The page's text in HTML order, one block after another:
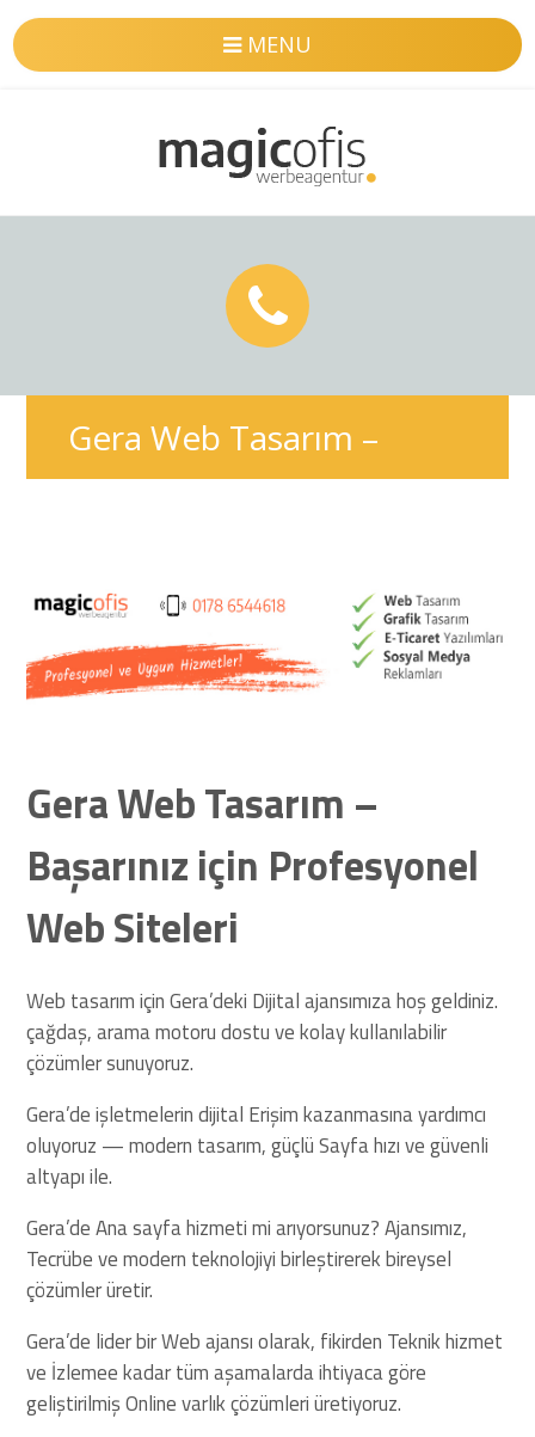
MENU
Gera Web Tasarım –
Web Siteleri
Gera Web Tasarım –
Başarınız için Profesyonel
Web Siteleri
Web tasarım için Gera’deki Dijital ajansımıza hoş geldiniz.
çağdaş, arama motoru dostu ve kolay kullanılabilir
çözümler sunuyoruz.
Gera’de işletmelerin dijital Erişim kazanmasına yardımcı
oluyoruz — modern tasarım, güçlü Sayfa hızı ve güvenli
altyapı ile.
Gera’de Ana sayfa hizmeti mi arıyorsunuz? Ajansımız,
Tecrübe ve modern teknolojiyi birleştirerek bireysel
çözümler üretir.
Gera’de lider bir Web ajansı olarak, fikirden Teknik hizmet
ve İzlemee kadar tüm aşamalarda ihtiyaca göre
geliştirilmiş Online varlık çözümleri üretiyoruz.